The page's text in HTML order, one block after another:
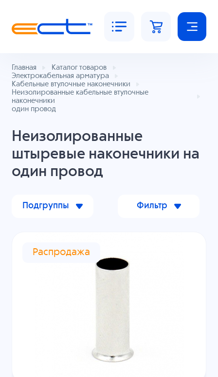
Главная
Каталог товаров
Электрокабельная арматура
Кабельные втулочные наконечники
Неизолированные кабельные втулочные
наконечники
один провод
Неизолированные
штыревые наконечники на
один провод
Подгруппы Фильтр
Распродажа